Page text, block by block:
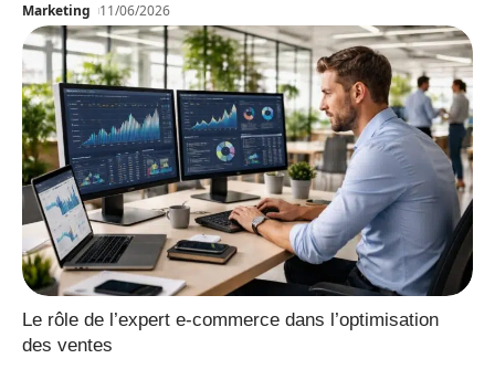
Marketing 11/06/2026
Le rôle de l’expert e-commerce dans l’optimisation
des ventes